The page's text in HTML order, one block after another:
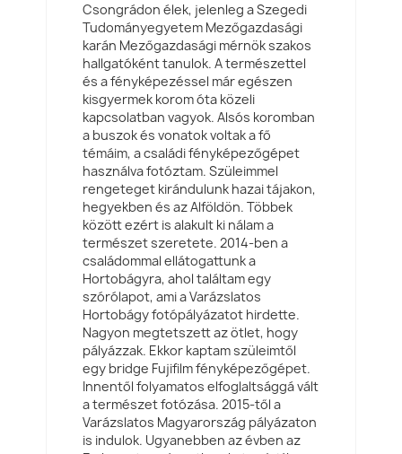
Csongrádon élek, jelenleg a Szegedi
Tudományegyetem Mezőgazdasági
karán Mezőgazdasági mérnök szakos
hallgatóként tanulok. A természettel
és a fényképezéssel már egészen
kisgyermek korom óta közeli
kapcsolatban vagyok. Alsós koromban
a buszok és vonatok voltak a fő
témáim, a családi fényképezőgépet
használva fotóztam. Szüleimmel
rengeteget kirándulunk hazai tájakon,
hegyekben és az Alföldön. Többek
között ezért is alakult ki nálam a
természet szeretete. 2014-ben a
családommal ellátogattunk a
Hortobágyra, ahol találtam egy
szórólapot, ami a Varázslatos
Hortobágy fotópályázatot hirdette.
Nagyon megtetszett az ötlet, hogy
pályázzak. Ekkor kaptam szüleimtől
egy bridge Fujifilm fényképezőgépet.
Innentől folyamatos elfoglaltsággá vált
a természet fotózása. 2015-től a
Varázslatos Magyarország pályázaton
is indulok. Ugyanebben az évben az